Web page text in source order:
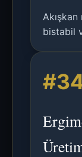
bistabil
saatten